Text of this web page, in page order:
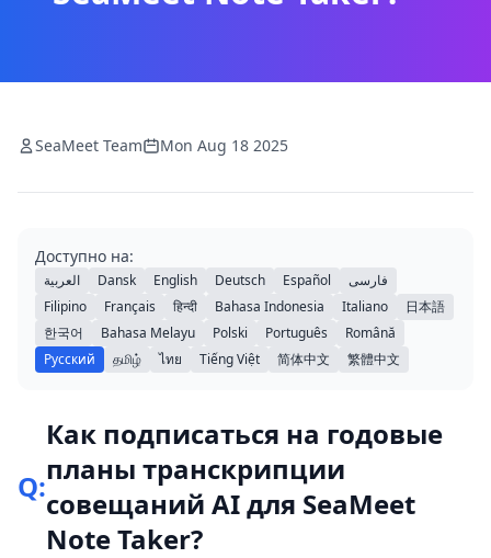
SeaMeet Team Mon Aug 18 2025
Доступно на:
العربية Dansk English Deutsch Español
فارسی
Filipino
Français हिन्दी Bahasa Indonesia Italiano
日本語
한국어
Bahasa Melayu Polski Português
Română
Русский
தமிழ் ไทย Tiếng Việt 简体中文 繁體中文
Q:
Как подписаться на годовые
планы транскрипции
совещаний AI для SeaMeet
Note Taker?